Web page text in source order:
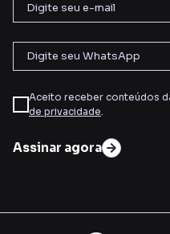
Aceito receber conteúdos
de privacidade
Assinar agora